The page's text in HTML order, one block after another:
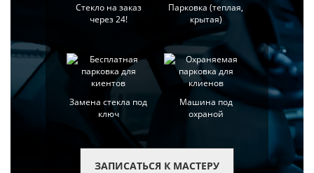
Стекло на заказ
через 24!
Парковка (теплая,
крытая)
Замена стекла под
ключ
Машина под
охраной
ЗАПИСАТЬСЯ К МАСТЕРУ